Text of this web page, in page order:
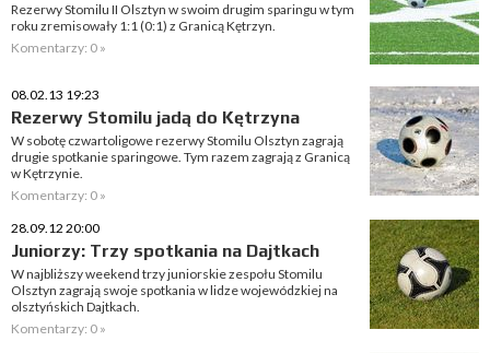
Rezerwy Stomilu II Olsztyn w swoim drugim sparingu w tym
roku zremisowały 1:1 (0:1) z Granicą Kętrzyn.
Komentarzy: 0 »
08.02.13 19:23
Rezerwy Stomilu jadą do Kętrzyna
W sobotę czwartoligowe rezerwy Stomilu Olsztyn zagrają
drugie spotkanie sparingowe. Tym razem zagrają z Granicą
w Kętrzynie.
Komentarzy: 0 »
28.09.12 20:00
Juniorzy: Trzy spotkania na Dajtkach
W najbliższy weekend trzy juniorskie zespołu Stomilu
Olsztyn zagrają swoje spotkania w lidze wojewódzkiej na
olsztyńskich Dajtkach.
Komentarzy: 0 »